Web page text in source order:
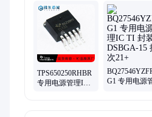
TPS650250RHBR
专用电源管理IC
G1 专用电源